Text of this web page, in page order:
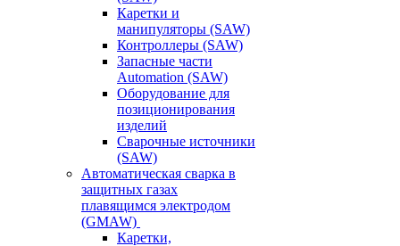
Каретки и
манипуляторы (SAW)
Контроллеры (SAW)
Запасные части
Automation (SAW)
Оборудование для
позиционирования
изделий
Сварочные источники
(SAW)
Автоматическая сварка в
защитных газах
плавящимся электродом
(GMAW)
Каретки,